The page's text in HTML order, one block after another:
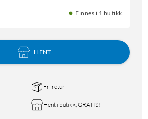
Finnes i 1 butikk.
HENT
Fri retur
Hent i butikk, GRATIS!